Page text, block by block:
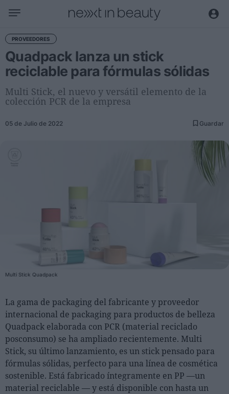
Negocio
Editorial
Actualidad
Nombramientos
Moda y Lujo
Cosmética
Proveedores
Estética
Perfumería
Salud
Moda
PROVEEDORES
Quadpack lanza un stick
reciclable para fórmulas sólidas
Multi Stick, el nuevo y versátil elemento de la
colección PCR de la empresa
05 de Julio de 2022 Guardar
Multi Stick Quadpack
La gama de packaging del fabricante y proveedor
internacional de packaging para productos de belleza
Quadpack elaborada con PCR (material reciclado
posconsumo) se ha ampliado recientemente. Multi
Stick, su último lanzamiento, es un stick pensado para
fórmulas sólidas, perfecto para una línea de cosmética
sostenible. Está fabricado íntegramente en PP —un
material reciclable — y está disponible con hasta un